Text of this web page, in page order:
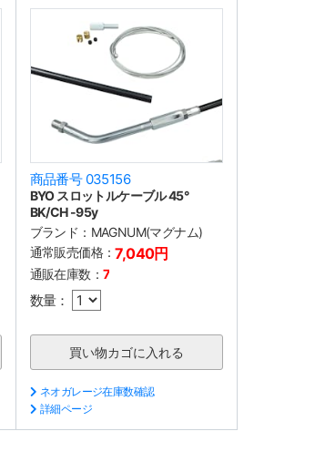
商品番号 035156
BYO スロットルケーブル 45°
BK/CH -95y
ブランド： MAGNUM(マグナム)
通常販売価格：7,040円
通販在庫数： 7
数量：
ネオガレージ在庫数確認
詳細ページ